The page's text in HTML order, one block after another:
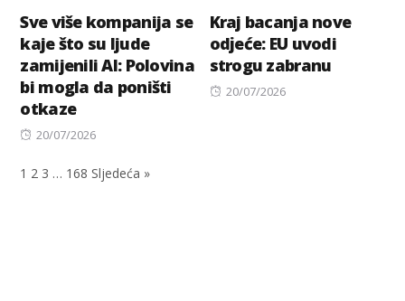
Sve više kompanija se
kaje što su ljude
zamijenili AI: Polovina
bi mogla da poništi
otkaze
Posted
20/07/2026
Kraj bacanja nove
odјeće: EU uvodi
strogu zabranu
Posted
20/07/2026
1 2 3 … 168 Sljedeća »